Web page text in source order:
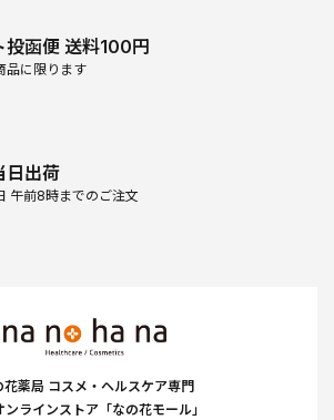
投函便 送料100円
品に限ります
日出荷
午前8時までのご注文
花薬局 コスメ・ヘルスケア専門
ンラインストア「なの花モール」